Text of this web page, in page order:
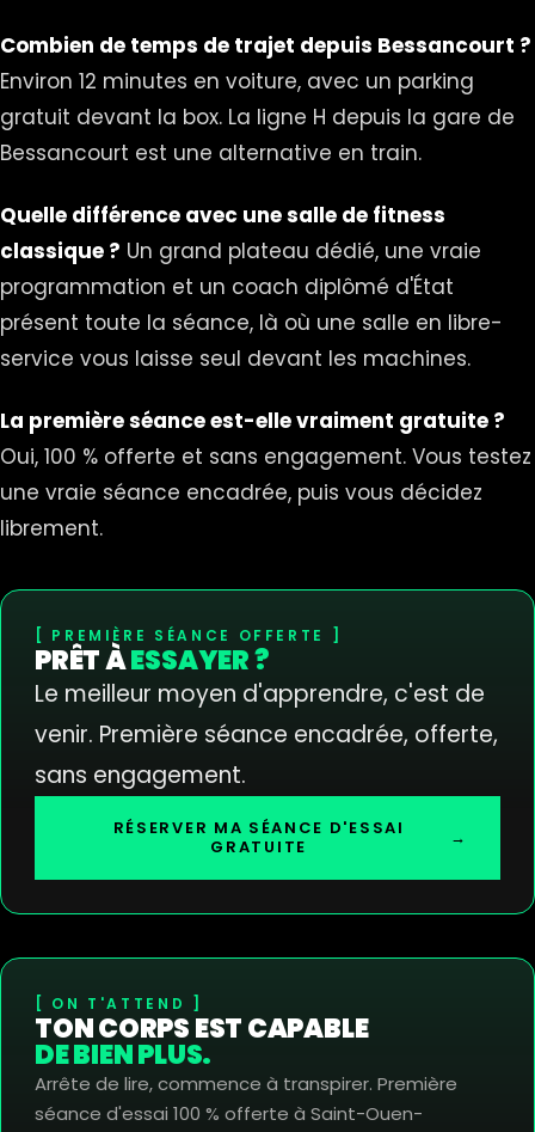
Combien de temps de trajet depuis Bessancourt ?
Environ 12 minutes en voiture, avec un parking
gratuit devant la box. La ligne H depuis la gare de
Bessancourt est une alternative en train.
Quelle différence avec une salle de fitness
classique ? Un grand plateau dédié, une vraie
programmation et un coach diplômé d'État
présent toute la séance, là où une salle en libre-
service vous laisse seul devant les machines.
La première séance est-elle vraiment gratuite ?
Oui, 100 % offerte et sans engagement. Vous testez
une vraie séance encadrée, puis vous décidez
librement.
PREMIÈRE SÉANCE OFFERTE
PRÊT ÀESSAYER ?
Le meilleur moyen d'apprendre, c'est de
venir. Première séance encadrée, offerte,
sans engagement.
RÉSERVER MA SÉANCE D'ESSAI
GRATUITE
→
ON T'ATTEND
TON CORPS EST CAPABLE
DE BIEN PLUS.
Arrête de lire, commence à transpirer. Première
séance d'essai 100 % offerte à Saint-Ouen-